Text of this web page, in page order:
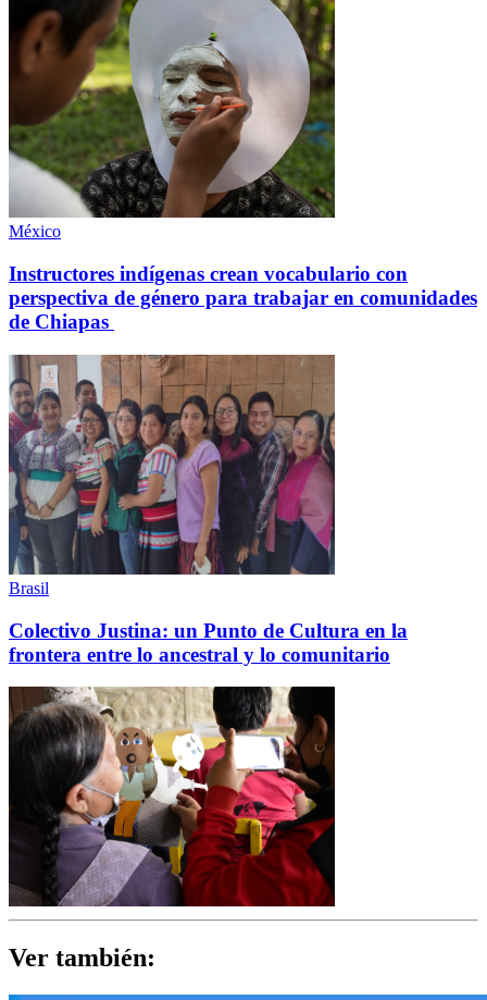
México
Instructores indígenas crean vocabulario con
perspectiva de género para trabajar en comunidades
de Chiapas
Brasil
Colectivo Justina: un Punto de Cultura en la
frontera entre lo ancestral y lo comunitario
Ver también: